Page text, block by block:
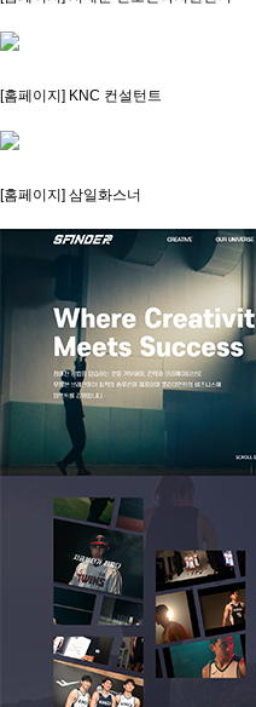
[홈페이지] KNC 컨설턴트
[홈페이지] 삼일화스너